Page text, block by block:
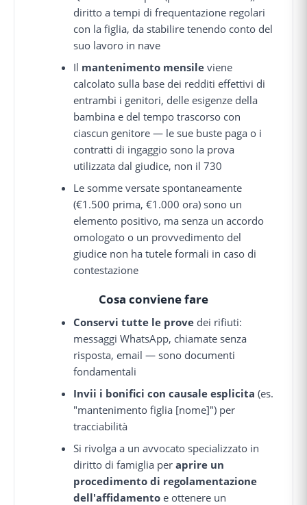
diritto a tempi di frequentazione regolari
con la figlia, da stabilire tenendo conto del
suo lavoro in nave
Il mantenimento mensile viene
calcolato sulla base dei redditi effettivi di
entrambi i genitori, delle esigenze della
bambina e del tempo trascorso con
ciascun genitore — le sue buste paga o i
contratti di ingaggio sono la prova
utilizzata dal giudice, non il 730
Le somme versate spontaneamente
(€1.500 prima, €1.000 ora) sono un
elemento positivo, ma senza un accordo
omologato o un provvedimento del
giudice non ha tutele formali in caso di
contestazione
Cosa conviene fare
Conservi tutte le prove dei rifiuti:
messaggi WhatsApp, chiamate senza
risposta, email — sono documenti
fondamentali
Invii i bonifici con causale esplicita (es.
"mantenimento figlia [nome]") per
tracciabilità
Si rivolga a un avvocato specializzato in
diritto di famiglia peraprire un
procedimento di regolamentazione
dell'affidamento e ottenere un